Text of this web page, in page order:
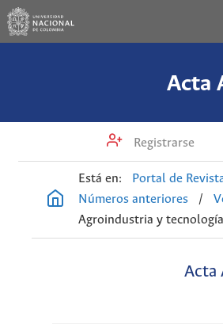
Acta
Registrarse
Está en: Portal de
Números anteriores
/
Agroindustria y
Acta